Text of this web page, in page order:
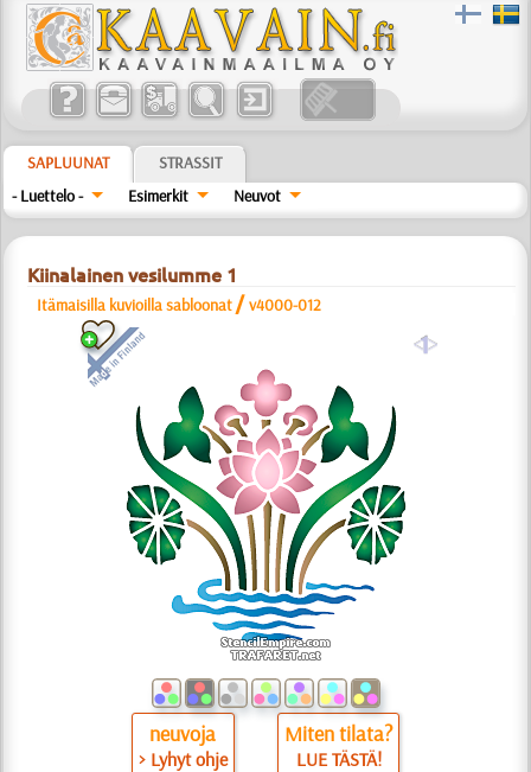
SAPLUUNAT
STRASSIT
- Luettelo -
Esimerkit Neuvot
Kiinalainen vesilumme 1
Itämaisilla kuvioilla sabloonat /v4000-012
a
neuvoja
> Lyhyt ohje
Miten tilata?
LUE TÄSTÄ!